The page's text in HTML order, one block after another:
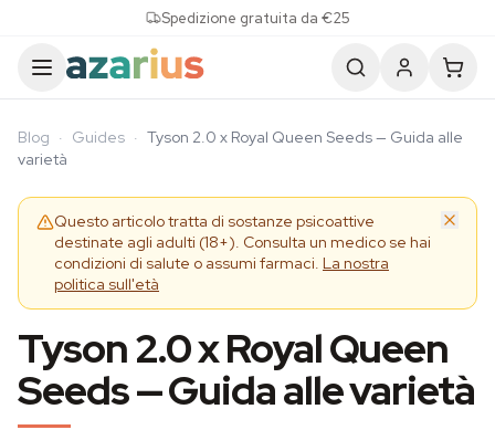
Spedizione gratuita da €25
Blog · Guides · Tyson 2.0 x Royal Queen Seeds — Guida alle
varietà
Questo articolo tratta di sostanze psicoattive
destinate agli adulti (18+). Consulta un medico se hai
condizioni di salute o assumi farmaci. La nostra
politica sull'età
Tyson 2.0 x Royal Queen
Seeds — Guida alle varietà